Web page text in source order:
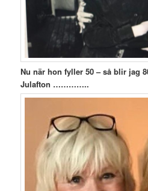
Nu när hon fyller 50 – så blir jag
Julafton …………..